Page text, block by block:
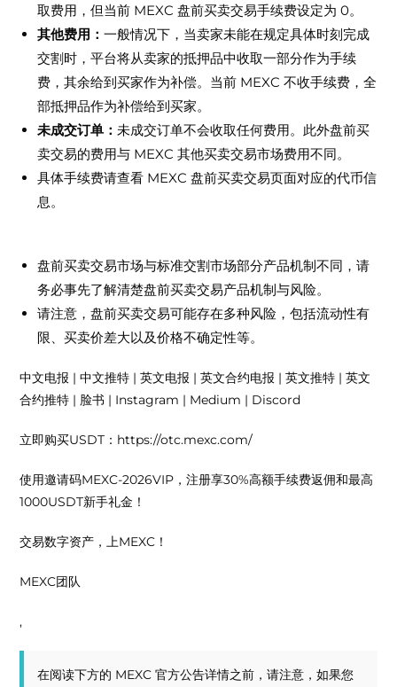
取费用，但当前 MEXC 盘前买卖交易手续费设定为 0。
其他费用：一般情况下，当卖家未能在规定具体时刻完成
交割时，平台将从卖家的抵押品中收取一部分作为手续
费，其余给到买家作为补偿。当前 MEXC 不收手续费，全
部抵押品作为补偿给到买家。
未成交订单：未成交订单不会收取任何费用。此外盘前买
卖交易的费用与 MEXC 其他买卖交易市场费用不同。
具体手续费请查看 MEXC 盘前买卖交易页面对应的代币信
息。
盘前买卖交易市场与标准交割市场部分产品机制不同，请
务必事先了解清楚盘前买卖交易产品机制与风险。
请注意，盘前买卖交易可能存在多种风险，包括流动性有
限、买卖价差大以及价格不确定性等。
中文电报 | 中文推特 | 英文电报 | 英文合约电报 | 英文推特 | 英文
合约推特 | 脸书 | Instagram | Medium | Discord
立即购买USDT：https://otc.mexc.com/
使用邀请码MEXC-2026VIP，注册享30%高额手续费返佣和最高
1000USDT新手礼金！
交易数字资产，上MEXC！
MEXC团队
,
在阅读下方的 MEXC 官方公告详情之前，请注意，如果您